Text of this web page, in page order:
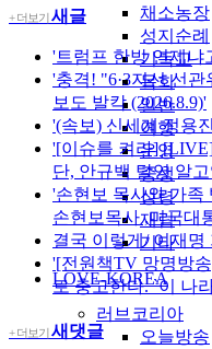
채소농장
성지순례
기독교
목회
일반
여행
운영
중생
성령
재림
기타
LOVE-KOREA
러브코리아
오늘방송
+ 더보기새글
'트럼프 한방 언제냐
'충격! "6·3지선 선
보도 발칵 (2026.8.9)'
'(속보) 신세계 정용
'[이슈를 켜라]
단, 안규백 탈영 알
'손현보 목사와 가족
손현보목사 ,미국대
결국 이렇게/ 이재명
'[전원책TV 망명방
로 충고한다. `이 나
+ 더보기새댓글